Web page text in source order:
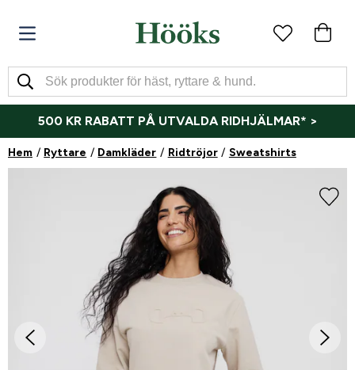
500 KR RABATT PÅ UTVALDA RIDHJÄLMAR* >
Hem Ryttare Damkläder Ridtröjor Sweatshirts